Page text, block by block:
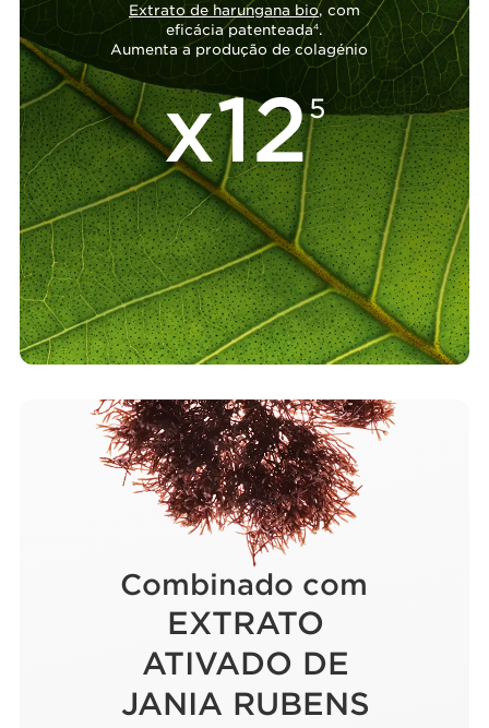
Extrato de harungana bio, com
eficácia patenteada4.
Aumenta a produção de colagénio
x125
Combinado com
EXTRATO
ATIVADO DE
JANIA RUBENS